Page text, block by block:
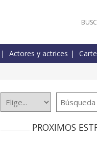
Actores y actrices
PROXIMOS